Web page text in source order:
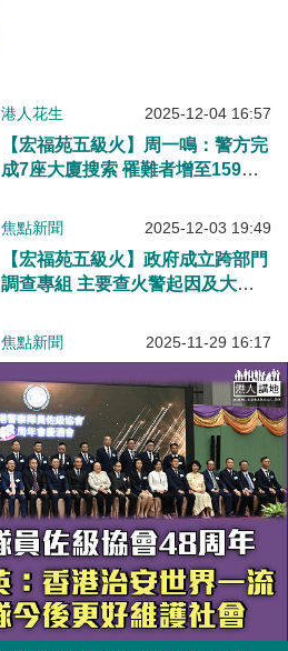
港人花生 2025-12-04 16:57
【宏福苑五級火】周一鳴：警方完
成7座大廈搜索 罹難者增至159人
焦點新聞 2025-12-03 19:49
【宏福苑五級火】政府成立跨部門
調查專組 主要查火警起因及大量
焦點新聞 2025-11-29 16:17